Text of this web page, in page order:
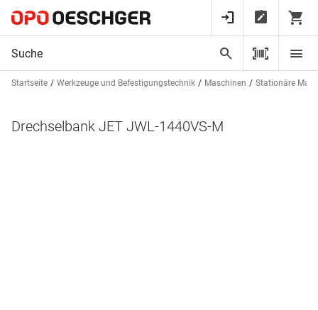
Startseite Werkzeuge und Befestigungstechnik Maschinen Stationäre
Drechselbank JET JWL-1440VS-M